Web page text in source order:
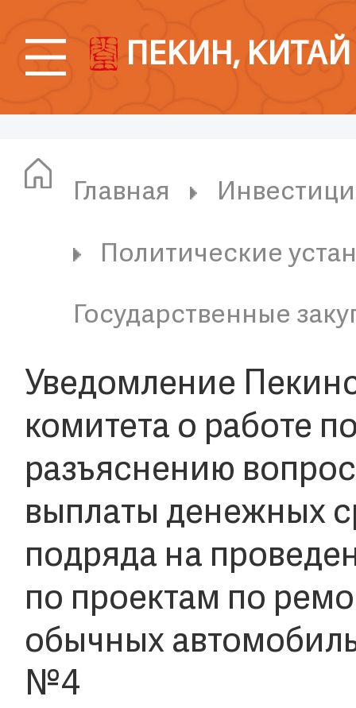
ПЕКИН, КИТАЙ
Главная
Политические
Государственные
Уведомление
комитета о работе
разъяснению
выплаты денежных
подряда на
по проектам по
обычных
№4